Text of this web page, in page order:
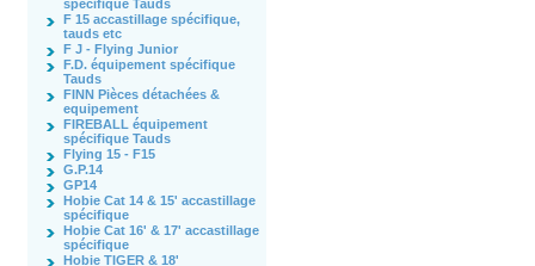
spécifique Tauds
F 15 accastillage spécifique,
tauds etc
F J - Flying Junior
F.D. équipement spécifique
Tauds
FINN Pièces détachées &
equipement
FIREBALL équipement
spécifique Tauds
Flying 15 - F15
G.P.14
GP14
Hobie Cat 14 & 15' accastillage
spécifique
Hobie Cat 16' & 17' accastillage
spécifique
Hobie TIGER & 18'